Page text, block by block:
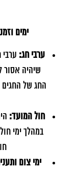
ימים
ערבי חג:
שיהיה אסור
החג של החגים
חול המועד:
במהלך ימי
ימי צום